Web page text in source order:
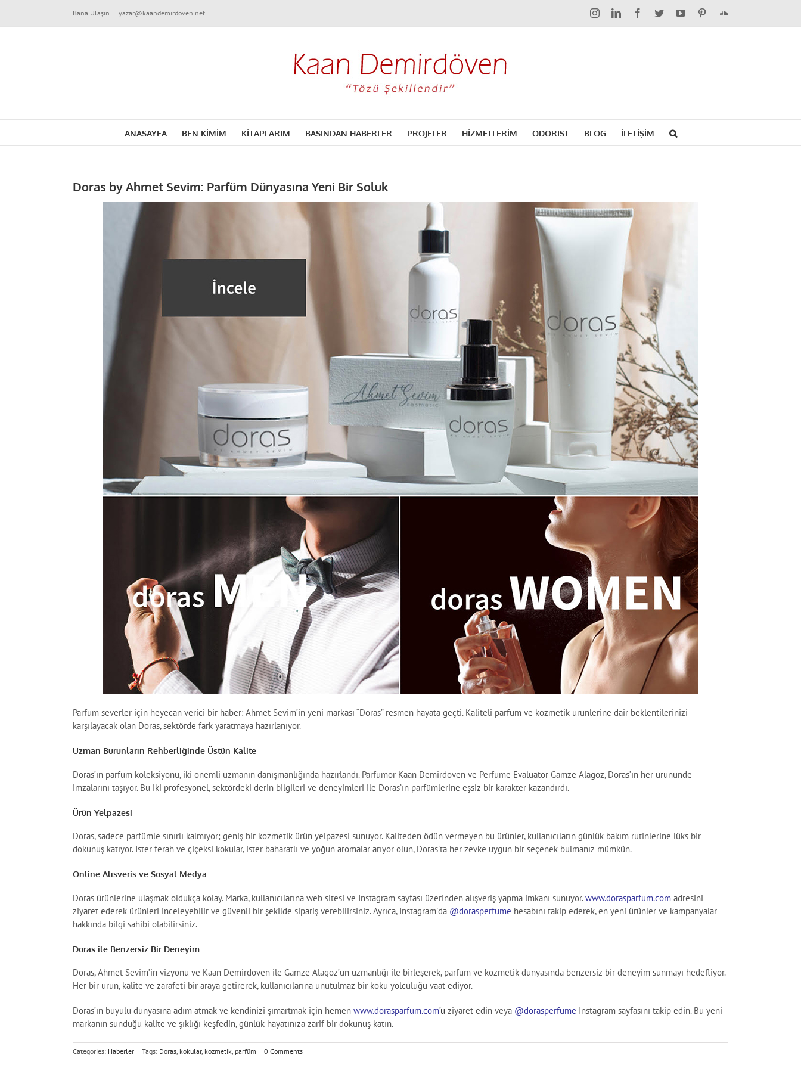
Bana Ulaşın | yazar@kaandemirdoven.net InstagramLinkedInFacebook
TwitterYouTubePinterestSoundCloud
ANASAYFA BEN KİMİM KİTAPLARIM BASINDAN HABERLER PROJELER HİZMETLERİM ODORIST BLOG İLETİŞİM
Doras by Ahmet Sevim: Parfüm Dünyasına Yeni Bir Soluk
Parfüm severler için heyecan verici bir haber: Ahmet Sevim’in yeni markası “Doras” resmen hayata geçti. Kaliteli parfüm ve kozmetik ürünlerine dair beklentilerinizi
karşılayacak olan Doras, sektörde fark yaratmaya hazırlanıyor.
Uzman Burunların Rehberliğinde Üstün Kalite
Doras’ın parfüm koleksiyonu, iki önemli uzmanın danışmanlığında hazırlandı. Parfümör Kaan Demirdöven ve Perfume Evaluator Gamze Alagöz, Doras’ın her ürününde
imzalarını taşıyor. Bu iki profesyonel, sektördeki derin bilgileri ve deneyimleri ile Doras’ın parfümlerine eşsiz bir karakter kazandırdı.
Ürün Yelpazesi
Doras, sadece parfümle sınırlı kalmıyor; geniş bir kozmetik ürün yelpazesi sunuyor. Kaliteden ödün vermeyen bu ürünler, kullanıcıların günlük bakım rutinlerine lüks bir
dokunuş katıyor. İster ferah ve çiçeksi kokular, ister baharatlı ve yoğun aromalar arıyor olun, Doras’ta her zevke uygun bir seçenek bulmanız mümkün.
Online Alışveriş ve Sosyal Medya
Doras ürünlerine ulaşmak oldukça kolay. Marka, kullanıcılarına web sitesi ve Instagram sayfası üzerinden alışveriş yapma imkanı sunuyor.www.dorasparfum.com adresini
ziyaret ederek ürünleri inceleyebilir ve güvenli bir şekilde sipariş verebilirsiniz. Ayrıca, Instagram’da @dorasperfume hesabını takip ederek, en yeni ürünler ve kampanyalar
hakkında bilgi sahibi olabilirsiniz.
Doras ile Benzersiz Bir Deneyim
Doras, Ahmet Sevim’in vizyonu ve Kaan Demirdöven ile Gamze Alagöz’ün uzmanlığı ile birleşerek, parfüm ve kozmetik dünyasında benzersiz bir deneyim sunmayı hedefliyor.
Her bir ürün, kalite ve zarafeti bir araya getirerek, kullanıcılarına unutulmaz bir koku yolculuğu vaat ediyor.
Doras’ın büyülü dünyasına adım atmak ve kendinizi şımartmak için hemen www.dorasparfum.com’u ziyaret edin veya @dorasperfume Instagram sayfasını takip edin. Bu yeni
markanın sunduğu kalite ve şıklığı keşfedin, günlük hayatınıza zarif bir dokunuş katın.
Categories: Haberler | Tags: Doras, kokular, kozmetik, parfüm | 0 Comments